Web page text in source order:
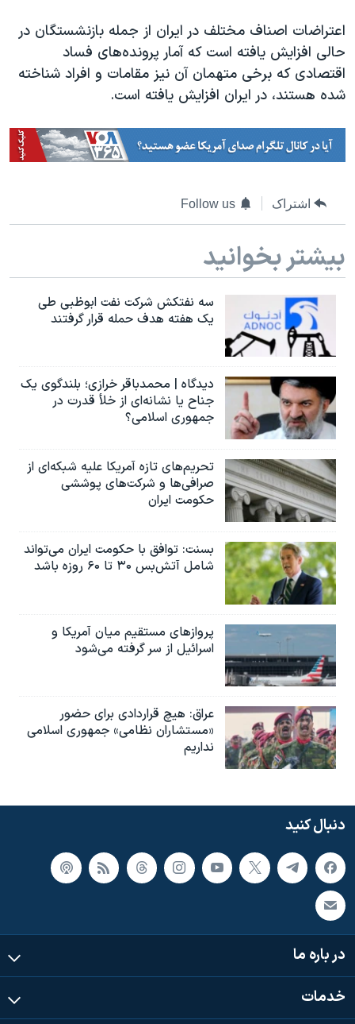
اعتراضات اصناف مختلف در ایران از جمله بازنشستگان در
حالی افزایش یافته است که آمار پرونده‌های فساد
اقتصادی که برخی متهمان آن نیز مقامات و افراد شناخته
شده‌ هستند، در ایران افزایش یافته است.
اشتراک Follow us
بیشتر بخوانید
سه نفتکش شرکت نفت ابوظبی طی
یک هفته هدف حمله قرار گرفتند
دیدگاه | محمدباقر خرازی؛ بلندگوی یک
جناح یا نشانه‌ای از خلأ قدرت در
جمهوری اسلامی؟
تحریم‌های تازه آمریکا علیه شبکه‌ای از
صرافی‌ها و شرکت‌های پوششی
حکومت ایران
بسنت: توافق با حکومت ایران می‌تواند
شامل آتش‌بس ۳۰ تا ۶۰ روزه باشد
پروازهای مستقیم میان آمریکا و
اسرائیل از سر گرفته می‌شود
عراق: هیچ قراردادی برای حضور
«مستشاران نظامی» جمهوری اسلامی
نداریم
دنبال کنید
در باره ما
خدمات